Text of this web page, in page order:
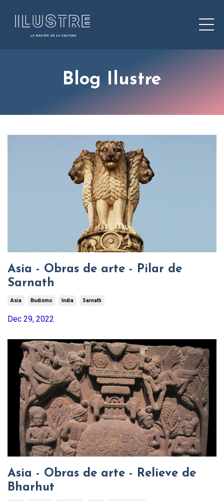
Blog Ilustre
Asia - Obras de arte - Pilar de
Sarnath
Asia Budismo India Sarnath
Dec 29, 2022
Asia - Obras de arte - Relieve de
Bharhut